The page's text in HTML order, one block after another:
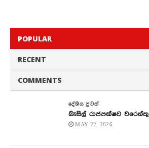
POPULAR
RECENT
COMMENTS
දේශිය පුවත්
බැසිල් රාජපක්ෂට වරෙන්තු
MAY 22, 2026